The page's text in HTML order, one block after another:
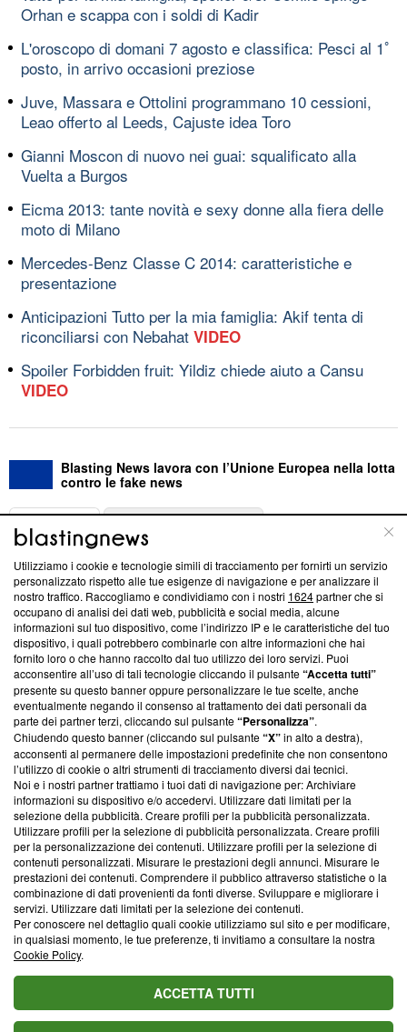
Orhan e scappa con i soldi di Kadir
L'oroscopo di domani 7 agosto e classifica: Pesci al 1ﾟ
posto, in arrivo occasioni preziose
Juve, Massara e Ottolini programmano 10 cessioni,
Leao offerto al Leeds, Cajuste idea Toro
Gianni Moscon di nuovo nei guai: squalificato alla
Vuelta a Burgos
Eicma 2013: tante novità e sexy donne alla fiera delle
moto di Milano
Mercedes-Benz Classe C 2014: caratteristiche e
presentazione
Anticipazioni Tutto per la mia famiglia: Akif tenta di
riconciliarsi con Nebahat VIDEO
Spoiler Forbidden fruit: Yildiz chiede aiuto a Cansu
VIDEO
Blasting News lavora con l’Unione Europea nella lotta
contro le fake news
ABOUT
Questa sezione offre informazioni trasparenti su Blasting
News, sui nostri processi editoriali e su come ci impegniamo a
creare news di qualità. Inoltre, afferma la nostra aderenza a
‘Trust Project - News with Integrity’Blasting News non è
ancora membro del programma, ma ha richiesto di farne
parte; Trust Project non ha ancora effettuato una verifica di
conformità agli standard.
Su di noi
Team editoriale
Corporate
Redazione
Informativa Privacy
Cookie Policy
Blasting SA, IDI CHE-247.845.224, Via Carlo Frasca, 3 - 6900
Lugano (Svizzera) Tel:+39 0690258937
© 2026 Blasting News
Utilizziamo i cookie e tecnologie simili di tracciamento per fornirti un servizio
personalizzato rispetto alle tue esigenze di navigazione e per analizzare il
nostro traffico. Raccogliamo e condividiamo con i nostri 1624partner che si
occupano di analisi dei dati web, pubblicità e social media, alcune
informazioni sul tuo dispositivo, come l’indirizzo IP e le caratteristiche del tuo
dispositivo, i quali potrebbero combinarle con altre informazioni che hai
fornito loro o che hanno raccolto dal tuo utilizzo dei loro servizi. Puoi
acconsentire all’uso di tali tecnologie cliccando il pulsante“Accetta tutti”
presente su questo banner oppure personalizzare le tue scelte, anche
eventualmente negando il consenso al trattamento dei dati personali da
parte dei partner terzi, cliccando sul pulsante“Personalizza”.
Chiudendo questo banner (cliccando sul pulsante“X”in alto a destra),
acconsenti al permanere delle impostazioni predefinite che non consentono
l’utilizzo di cookie o altri strumenti di tracciamento diversi dai tecnici.
Noi e i nostri partner trattiamo i tuoi dati di navigazione per: Archiviare
informazioni su dispositivo e/o accedervi. Utilizzare dati limitati per la
selezione della pubblicità. Creare profili per la pubblicità personalizzata.
Utilizzare profili per la selezione di pubblicità personalizzata. Creare profili
per la personalizzazione dei contenuti. Utilizzare profili per la selezione di
contenuti personalizzati. Misurare le prestazioni degli annunci. Misurare le
prestazioni dei contenuti. Comprendere il pubblico attraverso statistiche o la
combinazione di dati provenienti da fonti diverse. Sviluppare e migliorare i
servizi. Utilizzare dati limitati per la selezione dei contenuti.
Per conoscere nel dettaglio quali cookie utilizziamo sul sito e per modificare,
in qualsiasi momento, le tue preferenze, ti invitiamo a consultare la nostra
Cookie Policy.
ACCETTA TUTTI